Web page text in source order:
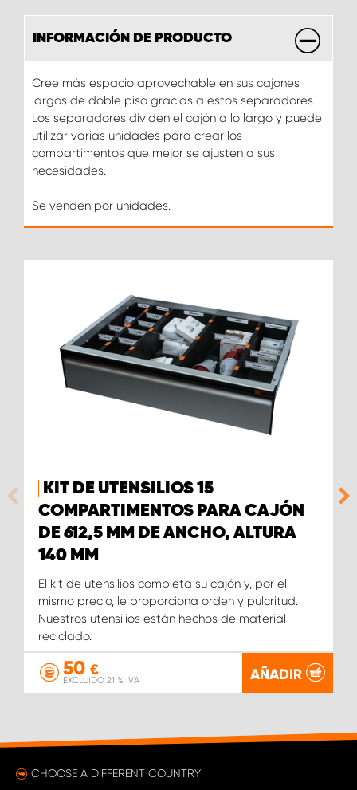
INFORMACIÓN DE PRODUCTO
Cree más espacio aprovechable en sus cajones
largos de doble piso gracias a estos separadores.
Los separadores dividen el cajón a lo largo y puede
utilizar varias unidades para crear los
compartimentos que mejor se ajusten a sus
necesidades.
Se venden por unidades.
KIT DE UTENSILIOS 15
COMPARTIMENTOS PARA CAJÓN
DE 612,5 MM DE ANCHO, ALTURA
140 MM
El kit de utensilios completa su cajón y, por el
mismo precio, le proporciona orden y pulcritud.
Nuestros utensilios están hechos de material
reciclado.
50 €
EXCLUIDO 21 % IVA AÑADIR
CHOOSE A DIFFERENT COUNTRY